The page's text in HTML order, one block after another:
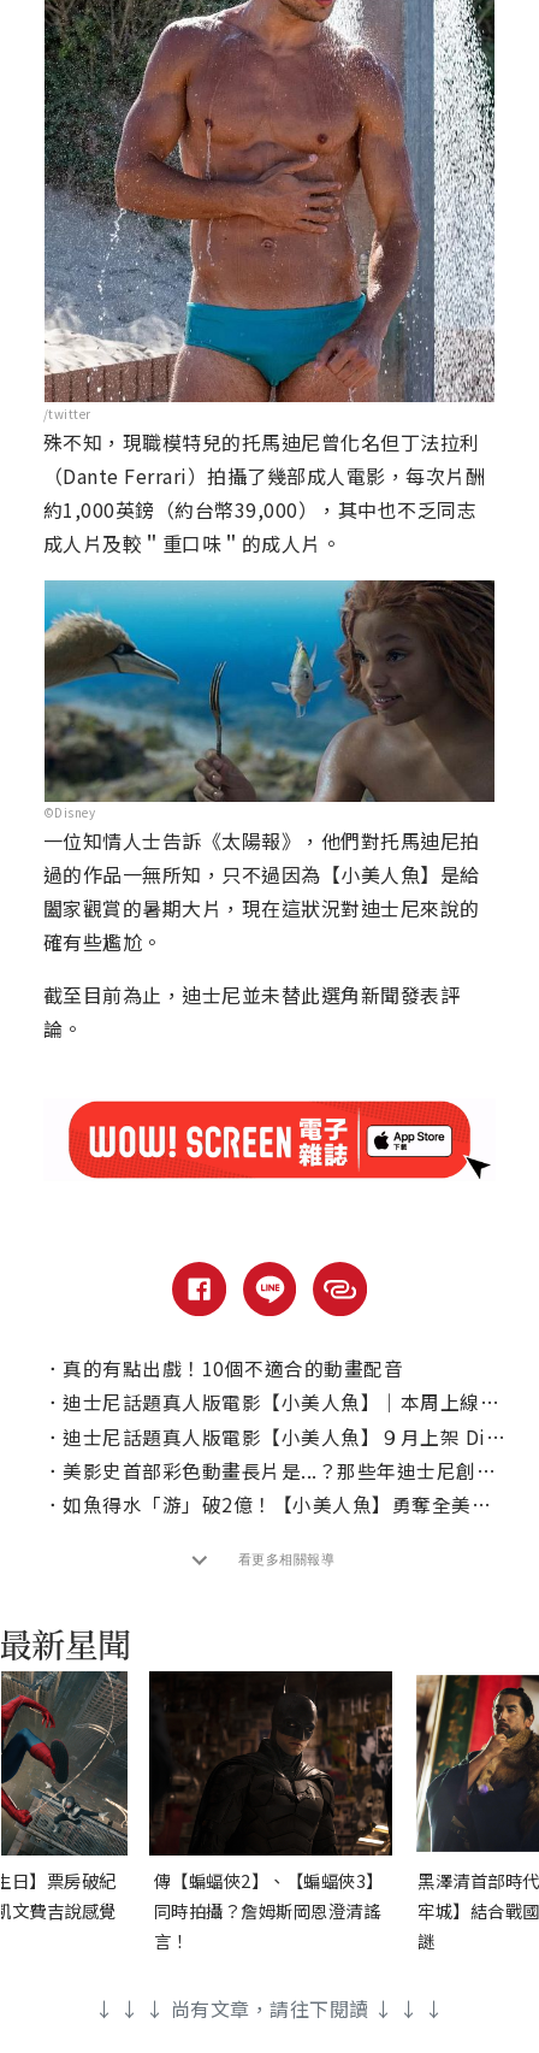
/twitter
殊不知，現職模特兒的托馬迪尼曾化名但丁法拉利
（Dante Ferrari）拍攝了幾部成人電影，每次片酬
約1,000英鎊（約台幣39,000），其中也不乏同志
成人片及較＂重口味＂的成人片。
©Disney
一位知情人士告訴《太陽報》，他們對托馬迪尼拍
過的作品一無所知，只不過因為【小美人魚】是給
闔家觀賞的暑期大片，現在這狀況對迪士尼來說的
確有些尷尬。
截至目前為止，迪士尼並未替此選角新聞發表評
論。
． 真的有點出戲！10個不適合的動畫配音
． 迪士尼話題真人版電影【小美人魚】｜本周上線、電視首播推薦
． 迪士尼話題真人版電影【小美人魚】９月上架 Disney+
． 美影史首部彩色動畫長片是...？那些年迪士尼創造的「第一次」你知道幾個？
． 如魚得水「游」破2億！【小美人魚】勇奪全美票房冠軍
看更多相關報導
日】票房破紀
文費吉說感覺
傳【蝙蝠俠2】、【蝙蝠俠3】
同時拍攝？詹姆斯岡恩澄清謠
言！
黑澤清首部時
牢城】結合戰
謎
↓ ↓ ↓ 尚有文章，請往下閱讀 ↓ ↓ ↓